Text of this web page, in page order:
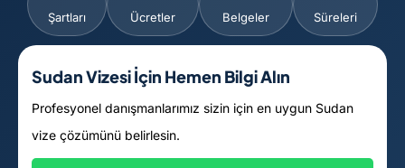
Şartları
Ücretler
Belgeler
Süreleri
Sudan Vizesi İçin Hemen Bilgi Alın
Profesyonel danışmanlarımız sizin için en uygun Sudan
vize çözümünü belirlesin.